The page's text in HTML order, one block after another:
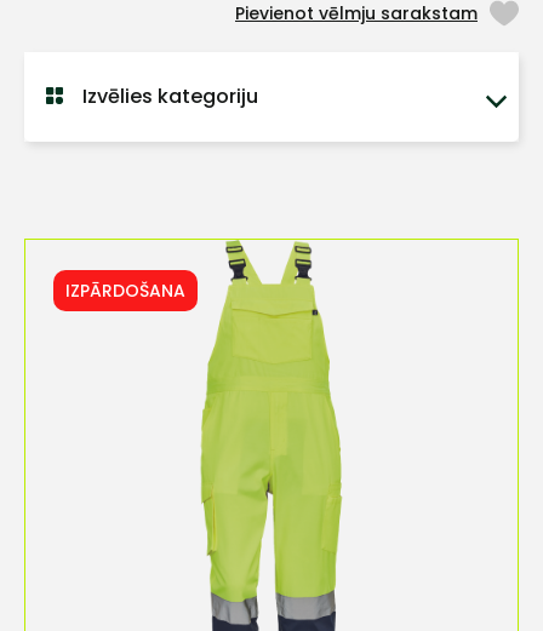
Pievienot vēlmju sarakstam
Izvēlies kategoriju
IZPĀRDOŠANA